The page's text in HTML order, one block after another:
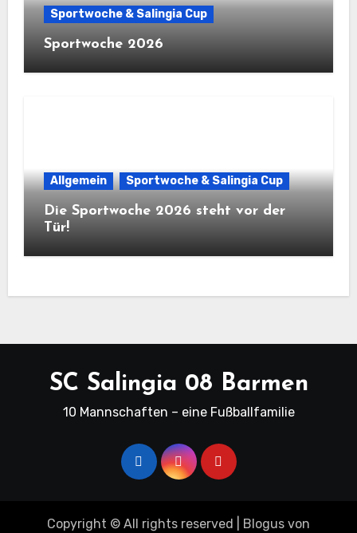
Sportwoche & Salingia Cup
Sportwoche 2026
Allgemein Sportwoche & Salingia Cup
Die Sportwoche 2026 steht vor der
Tür!
SC Salingia 08 Barmen
10 Mannschaften – eine Fußballfamilie
Copyright © All rights reserved Blogus von